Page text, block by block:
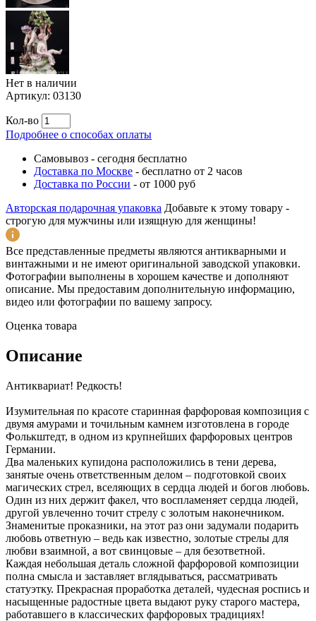
Нет в наличии
Артикул: 03130
Кол-во
Подробнее о способах оплаты
Самовывоз - сегодня бесплатно
Доставка по Москве - бесплатно от 2 часов
Доставка по России - от 1000 руб
Авторская подарочная упаковка Добавьте к этому товару -
строгую для мужчины или изящную для женщины!
Все представленные предметы являются антикварными и
винтажными и не имеют оригинальной заводской упаковки.
Фотографии выполнены в хорошем качестве и дополняют
описание. Мы предоставим дополнительную информацию,
видео или фотографии по вашему запросу.
Оценка товара
Описание
Антиквариат! Редкость!
Изумительная по красоте старинная фарфоровая композиция с
двумя амурами и точильным камнем изготовлена в городе
Фолькштедт, в одном из крупнейших фарфоровых центров
Германии.
Два маленьких купидона расположились в тени дерева,
занятые очень ответственным делом – подготовкой своих
магических стрел, вселяющих в сердца людей и богов любовь.
Один из них держит факел, что воспламеняет сердца людей,
другой увлеченно точит стрелу с золотым наконечником.
Знаменитые проказники, на этот раз они задумали подарить
любовь ответную – ведь как известно, золотые стрелы для
любви взаимной, а вот свинцовые – для безответной.
Каждая небольшая деталь сложной фарфоровой композиции
полна смысла и заставляет вглядываться, рассматривать
статуэтку. Прекрасная проработка деталей, чудесная роспись и
насыщенные радостные цвета выдают руку старого мастера,
работавшего в классических фарфоровых традициях!